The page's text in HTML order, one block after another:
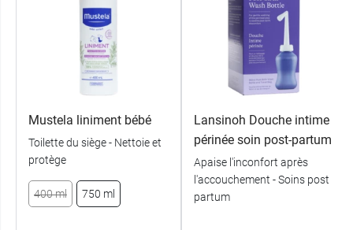
Mustela liniment bébé
Toilette du siège - Nettoie et
protège
400 ml 750 ml
Lansinoh Douche intime
périnée soin post-partum
Apaise l'inconfort après
l'accouchement - Soins post
partum